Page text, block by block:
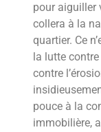
pour aiguiller
collera à la
quartier. Ce
la lutte contre
contre
pouce à la
immobilière,